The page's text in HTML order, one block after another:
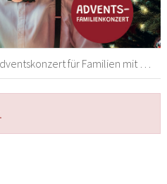
für Familien mit Sebastian Rochlitzer, Herborn